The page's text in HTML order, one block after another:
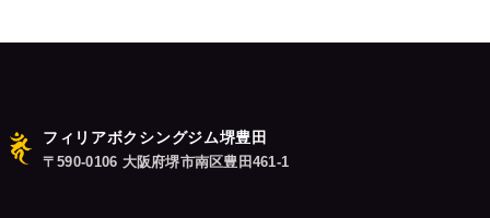
フィリアボクシングジム堺豊田
〒590-0106 大阪府堺市南区豊田461-1